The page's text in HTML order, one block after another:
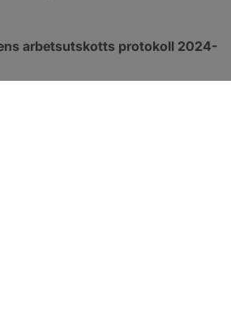
arbetsutskotts protokoll 2024-